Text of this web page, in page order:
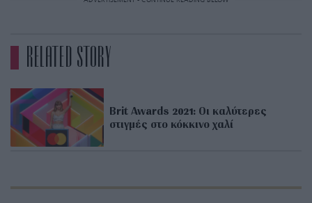
RELATED STORY
Brit Awards 2021: Οι καλύτερες
στιγμές στο κόκκινο χαλί